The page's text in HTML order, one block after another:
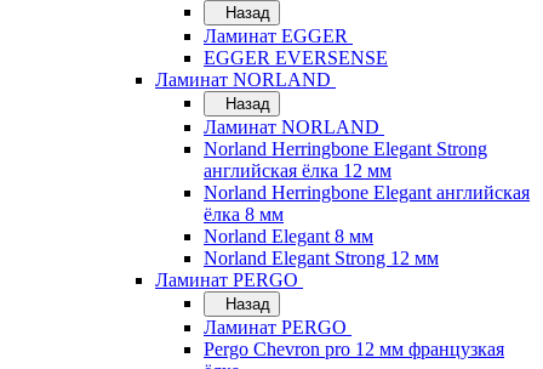
Назад
Ламинат EGGER
EGGER EVERSENSE
Ламинат NORLAND
Назад
Ламинат NORLAND
Norland Herringbone Elegant Strong
английская ёлка 12 мм
Norland Herringbone Elegant английская
ёлка 8 мм
Norland Elegant 8 мм
Norland Elegant Strong 12 мм
Ламинат PERGO
Назад
Ламинат PERGO
Pergo Chevron pro 12 мм французкая